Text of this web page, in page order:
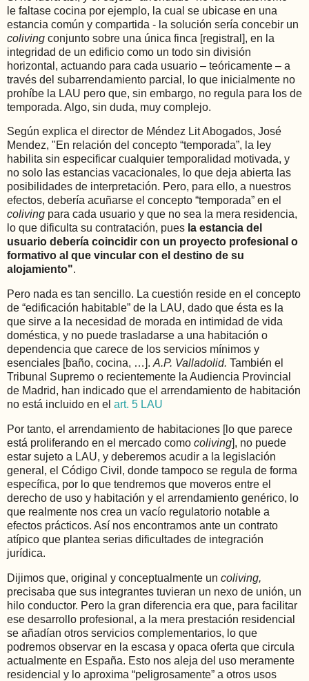
le faltase cocina por ejemplo, la cual se ubicase en una
estancia común y compartida - la solución sería concebir un
coliving conjunto sobre una única finca [registral], en la
integridad de un edificio como un todo sin división
horizontal, actuando para cada usuario – teóricamente – a
través del subarrendamiento parcial, lo que inicialmente no
prohíbe la LAU pero que, sin embargo, no regula para los de
temporada. Algo, sin duda, muy complejo.
Según explica el director de Méndez Lit Abogados, José
Mendez, "En relación del concepto “temporada”, la ley
habilita sin especificar cualquier temporalidad motivada, y
no solo las estancias vacacionales, lo que deja abierta las
posibilidades de interpretación. Pero, para ello, a nuestros
efectos, debería acuñarse el concepto “temporada” en el
coliving para cada usuario y que no sea la mera residencia,
lo que dificulta su contratación, pues la estancia del
usuario debería coincidir con un proyecto profesional o
formativo al que vincular con el destino de su
alojamiento".
Pero nada es tan sencillo. La cuestión reside en el concepto
de “edificación habitable” de la LAU, dado que ésta es la
que sirve a la necesidad de morada en intimidad de vida
doméstica, y no puede trasladarse a una habitación o
dependencia que carece de los servicios mínimos y
esenciales [baño, cocina, …]. A.P. Valladolid. También el
Tribunal Supremo o recientemente la Audiencia Provincial
de Madrid, han indicado que el arrendamiento de habitación
no está incluido en el art. 5 LAU
Por tanto, el arrendamiento de habitaciones [lo que parece
está proliferando en el mercado como coliving], no puede
estar sujeto a LAU, y deberemos acudir a la legislación
general, el Código Civil, donde tampoco se regula de forma
específica, por lo que tendremos que moveros entre el
derecho de uso y habitación y el arrendamiento genérico, lo
que realmente nos crea un vacío regulatorio notable a
efectos prácticos. Así nos encontramos ante un contrato
atípico que plantea serias dificultades de integración
jurídica.
Dijimos que, original y conceptualmente un coliving,
precisaba que sus integrantes tuvieran un nexo de unión, un
hilo conductor. Pero la gran diferencia era que, para facilitar
ese desarrollo profesional, a la mera prestación residencial
se añadían otros servicios complementarios, lo que
podremos observar en la escasa y opaca oferta que circula
actualmente en España. Esto nos aleja del uso meramente
residencial y lo aproxima “peligrosamente” a otros usos